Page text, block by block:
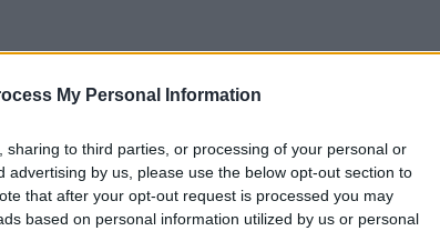
My Personal Information
sharing to third parties, or processing of your personal or
advertising by us, please use the below opt-out section to
that after your opt-out request is processed you may
based on personal information utilized by us or personal